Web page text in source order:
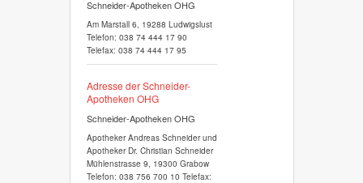
Schneider-Apotheken OHG
Am Marstall 6, 19288 Ludwigslust
Telefon: 038 74 444 17 90
Telefax: 038 74 444 17 95
Adresse der Schneider-
Apotheken OHG
Schneider-Apotheken OHG
Apotheker Andreas Schneider und
Apotheker Dr. Christian Schneider
Mühlenstrasse 9, 19300 Grabow
Telefon: 038 756 700 10 Telefax: